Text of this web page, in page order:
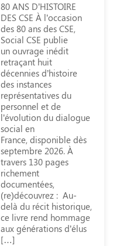
80 ANS D’HISTOIRE
DES CSE À l’occasion
des 80 ans des CSE,
Social CSE publie
un ouvrage inédit
retraçant huit
décennies d’histoire
des instances
représentatives du
personnel et de
l’évolution du dialogue
social en
France, disponible dès
septembre 2026. À
travers 130 pages
richement
documentées,
(re)découvrez : Au-
delà du récit historique,
ce livre rend hommage
aux générations d’élus
[…]